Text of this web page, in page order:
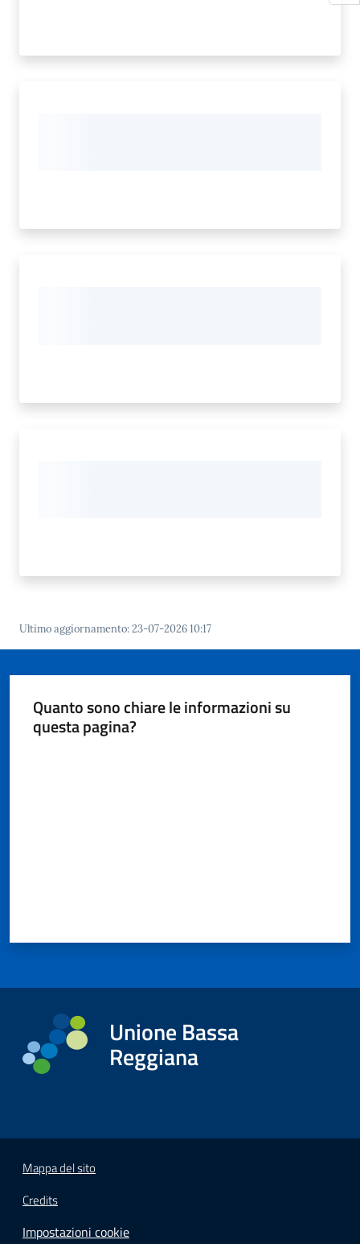
Ultimo aggiornamento:23-07-2026 10:17
Quanto sono chiare le informazioni su
questa pagina?
Unione Bassa
Reggiana
Mappa del sito
Credits
Impostazioni cookie